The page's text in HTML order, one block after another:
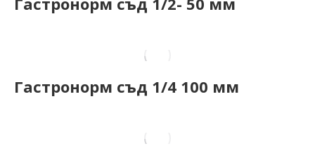
Гастронорм съд 1/4 100 мм